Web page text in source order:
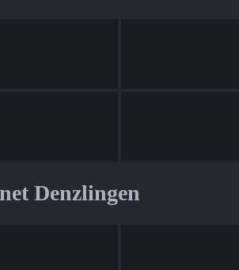
Denzlingen